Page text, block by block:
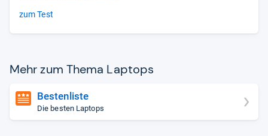
zum Test
Mehr zum Thema Lap­tops
Bestenliste
Die besten Laptops